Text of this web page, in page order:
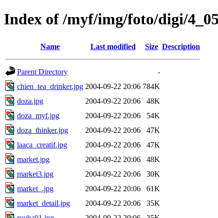
Index of /myf/img/foto/digi/
Name Last modified Size Description
Parent Directory
-
chien_tea_drinker.jpg 2004-09-22 20:06 784K
doza.jpg
2004-09-22 20:06
48K
doza_myf.jpg
2004-09-22 20:06
54K
doza_thinker.jpg
2004-09-22 20:06
47K
laaca_creatif.jpg
2004-09-22 20:06
47K
market.jpg
2004-09-22 20:06
48K
market3.jpg
2004-09-22 20:06
30K
market_.jpg
2004-09-22 20:06
61K
market_detail.jpg
2004-09-22 20:06
35K